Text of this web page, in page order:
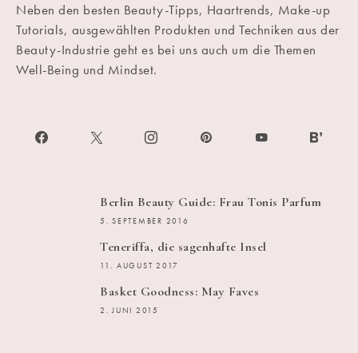
Neben den besten Beauty-Tipps, Haartrends, Make-up
Tutorials, ausgewählten Produkten und Techniken aus der
Beauty-Industrie geht es bei uns auch um die Themen
Well-Being und Mindset.
Berlin Beauty Guide: Frau Tonis Parfum
5. SEPTEMBER 2016
Teneriffa, die sagenhafte Insel
11. AUGUST 2017
Basket Goodness: May Faves
2. JUNI 2015